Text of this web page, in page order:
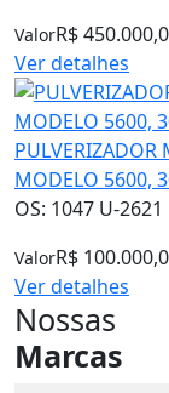
ValorR$
Ver detalhes
PULVERIZADOR
MODELO 5600,
OS: 1047 U-2621
ValorR$
Ver detalhes
Nossas
Marcas